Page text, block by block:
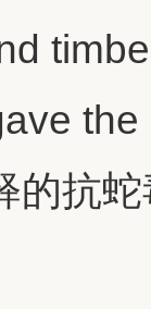
the
的抗